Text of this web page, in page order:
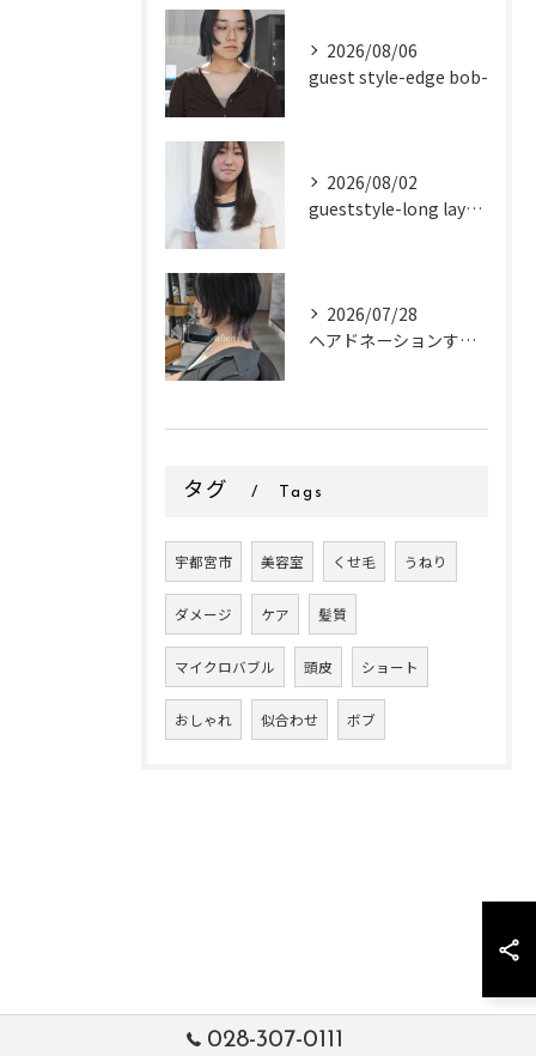
2026/08/06
guest style-edge bob-
2026/08/02
gueststyle-long layer-
2026/07/28
ヘアドネーションするお客様✂
タグ Tags
宇都宮市 美容室 くせ毛 うねり
ダメージ ケア 髪質
マイクロバブル 頭皮 ショート
おしゃれ 似合わせ ボブ
028-307-0111